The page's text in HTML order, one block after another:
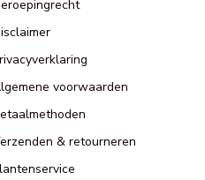
voorwaarden
& retourneren